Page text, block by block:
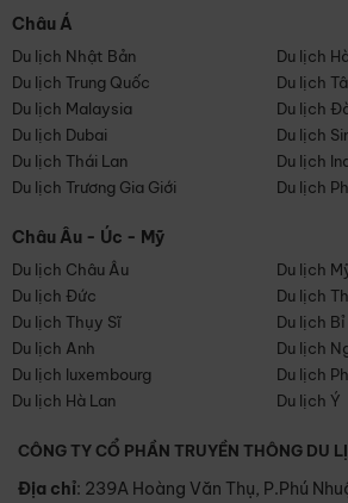
Châu Á
Du lịch Nhật Bản
Du lịch
Du lịch Trung Quốc
Du lịch
Du lịch Malaysia
Du lịch
Du lịch Dubai
Du lịch
Du lịch Thái Lan
Du lịch
Du lịch Trương Gia Giới
Du lịch
Châu Âu - Úc - Mỹ
Du lịch Châu Âu
Du lịch
Du lịch Đức
Du lịch
Du lịch Thụy Sĩ
Du lịch Bỉ
Du lịch Anh
Du lịch
Du lịch luxembourg
Du lịch
Du lịch Hà Lan
Du lịch Ý
CÔNG TY CỔ PHẦN TRUYỀN THÔNG DU
Địa chỉ: 239A Hoàng Văn Thụ, P.Phú